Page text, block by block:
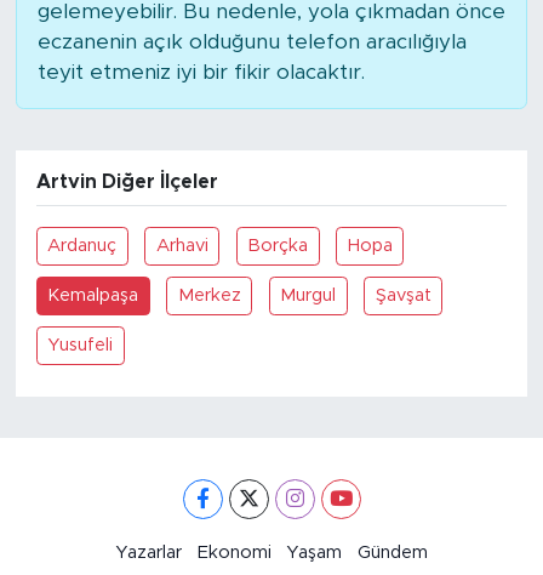
gelemeyebilir. Bu nedenle, yola çıkmadan önce
eczanenin açık olduğunu telefon aracılığıyla
teyit etmeniz iyi bir fikir olacaktır.
Artvin Diğer İlçeler
Ardanuç Arhavi Borçka Hopa
Kemalpaşa Merkez Murgul Şavşat
Yusufeli
Yazarlar Ekonomi Yaşam Gündem